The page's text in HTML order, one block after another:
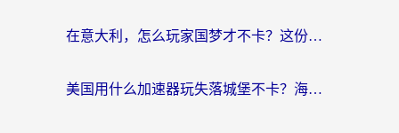
在意大利，怎么玩家国梦才不卡？这份终极加速指南请收好
美国用什么加速器玩失落城堡不卡？海外党亲测有效的国服游戏加速指南